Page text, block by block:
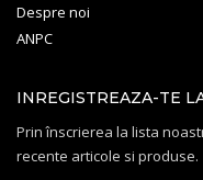
Despre noi
ANPC
INREGISTREAZA-TE
Prin înscrierea la lista
recente articole si produse.